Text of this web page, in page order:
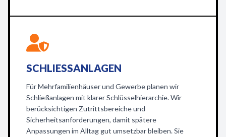
SCHLIESSANLAGEN
Für Mehrfamilienhäuser und Gewerbe planen wir
Schließanlagen mit klarer Schlüsselhierarchie. Wir
berücksichtigen Zutrittsbereiche und
Sicherheitsanforderungen, damit spätere
Anpassungen im Alltag gut umsetzbar bleiben. Sie